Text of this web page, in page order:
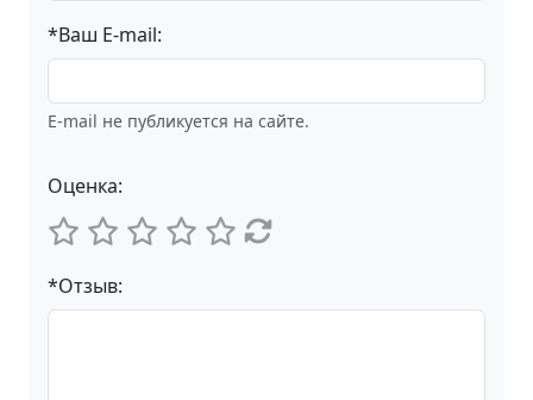
*Ваш E-mail:
E-mail не публикуется на сайте.
Оценка:
*Отзыв: